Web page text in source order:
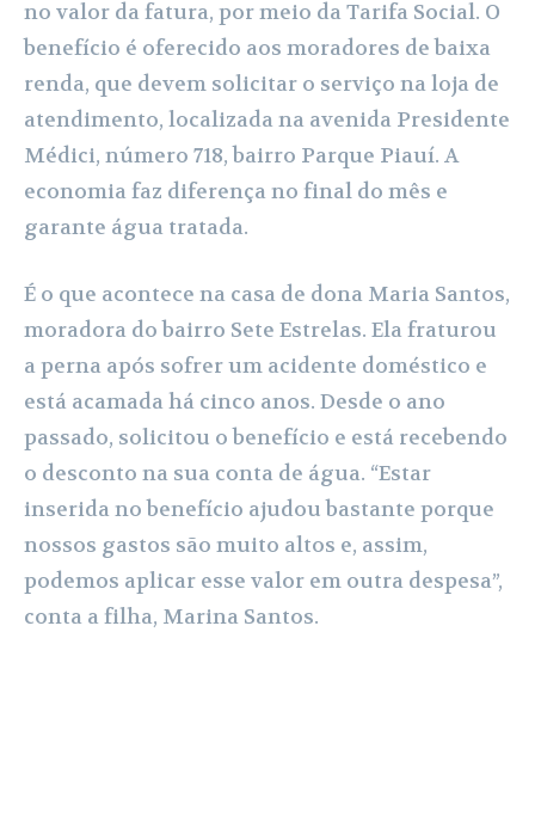
no valor da fatura, por meio da Tarifa Social. O
benefício é oferecido aos moradores de baixa
renda, que devem solicitar o serviço na loja de
atendimento, localizada na avenida Presidente
Médici, número 718, bairro Parque Piauí. A
economia faz diferença no final do mês e
garante água tratada.
É o que acontece na casa de dona Maria Santos,
moradora do bairro Sete Estrelas. Ela fraturou
a perna após sofrer um acidente doméstico e
está acamada há cinco anos. Desde o ano
passado, solicitou o benefício e está recebendo
o desconto na sua conta de água. “Estar
inserida no benefício ajudou bastante porque
nossos gastos são muito altos e, assim,
podemos aplicar esse valor em outra despesa”,
conta a filha, Marina Santos.